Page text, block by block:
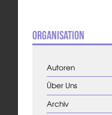
Organisation
Autoren
Über Uns
Archiv